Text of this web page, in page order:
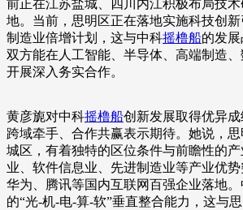
前正在江苏盐城、四川内江积极布局技
地。当前，思明区正在落地实施科技创
制造业倍增计划，这与中科摇橹船的发
双方能在人工智能、半导体、高端制造
开展深入务实合作。
黄彦旎对中科摇橹船创新发展取得优异
跨域牵手、合作共赢表示期待。她说，
城区，有着独特的区位条件与前瞻性的
业、软件信息业、先进制造业等产业优势
华为、腾讯等国内互联网百强企业落地
的“光-机-电-算-软”垂直整合能力，这与